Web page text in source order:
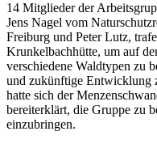
14 Mitglieder der
Jens Nagel vom
Freiburg und Peter Lutz,
Krunkelbachhütte, um auf
verschiedene Waldtypen zu
und zukünftige Entwicklung
hatte sich der
bereiterklärt, die Gruppe zu
einzubringen.